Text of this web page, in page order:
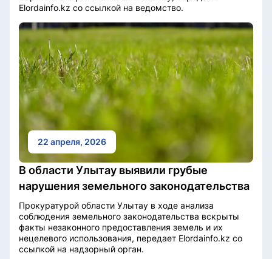
Elordainfo.kz со ссылкой на ведомство.
22 апреля, 2026
В области Улытау выявили грубые
нарушения земельного законодательства
Прокуратурой области Улытау в ходе анализа
соблюдения земельного законодательства вскрыты
факты незаконного предоставления земель и их
нецелевого использования, передает Elordainfo.kz со
ссылкой на надзорный орган.